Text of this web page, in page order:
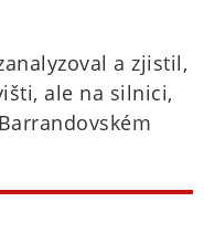
a zjistil,
ale na silnici,